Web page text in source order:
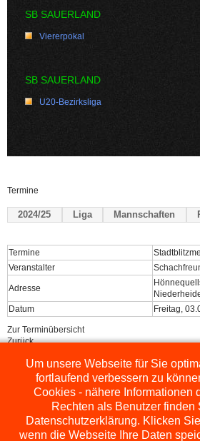
SB SAUERLAND
Viererpokal
SB SAUERLAND
U20-Bezirksliga
Termine
2024/25 Liga Mannschaften
Termine
Veranstalter
Adresse
Datum
Freitag,
Zur Terminübersicht
Zurück
Powered by
Um unsere Webseite für Sie
fortlaufend verbessern zu
Cookies - nähere Informationen
Rechten als Benutzer finden
Datenschutzerklärung. Klicken
wenn die Webseite Ihre Daten